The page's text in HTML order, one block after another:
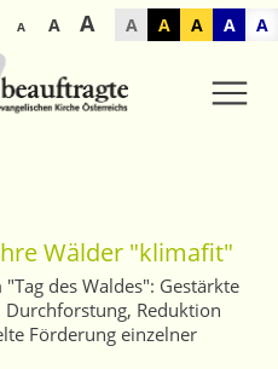
A A A A A A A A
Wälder "klimafit"
des Waldes": Gestärkte
Reduktion
Förderung einzelner